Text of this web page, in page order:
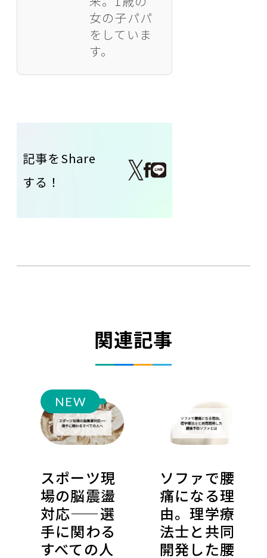
女の子パパ
をしていま
す。
記事をShare
する！
関連記事
スポーツ現
場の脳震盪
対応——選
手に関わる
すべての人
NEW
ソファで腰
痛になる理
由。理学療
法士と共同
開発した腰